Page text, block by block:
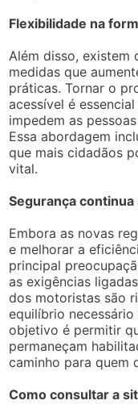
Flexibilidade na
Além disso, existem
medidas que
práticas. Tornar o
acessível é
impedem as
Essa abordagem
que mais cidadãos
vital.
Segurança
Embora as novas
e melhorar a
principal
as exigências
dos motoristas são
equilíbrio
objetivo é permitir
permaneçam
caminho para quem
Como consultar a